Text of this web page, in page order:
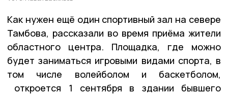
Как нужен ещё один спортивный зал на севере
Тамбова, рассказали во время приёма жители
областного центра. Площадка, где можно
будет заниматься игровыми видами спорта, в
том числе волейболом и баскетболом,
откроется 1 сентября в здании бывшего